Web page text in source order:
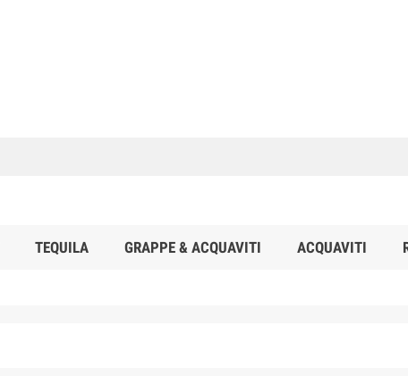
TEQUILA GRAPPE & ACQUAVITI ACQUAVITI